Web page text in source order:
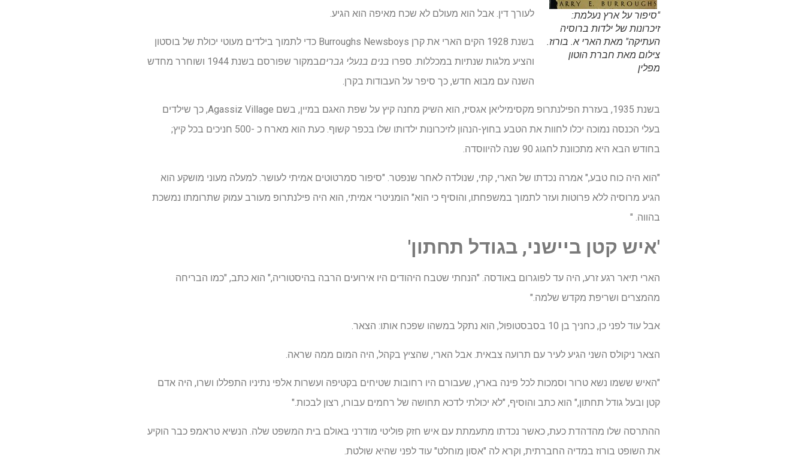
"סיפור על ארץ נעלמת:
זיכרונות של ילדות ברוסיה
העתיקה" מאת הארי א. בורוז.
צילום מאת חברת הוטון
מפלין
לעורך דין. אבל הוא מעולם לא שכח מאיפה הוא הגיע.
בשנת 1928 הקים הארי את קרן Burroughs Newsboys כדי לתמוך בילדים מעוטי יכולת של בוסטון
והציע מלגות שנתיות במכללות. ספרו בנים בנעלי גברים
במקור שפורסם בשנת 1944 ושוחרר מחדש
השנה עם מבוא חדש, כך סיפר על העבודות בקרן.
בשנת 1935, בעזרת הפילנתרופ מקסימיליאן אגסיז, הוא השיק מחנה קיץ על שפת האגם במיין, בשם Agassiz Village, כך שילדים
בעלי הכנסה נמוכה יכלו לחוות את הטבע בחוץ-הנהון לזיכרונות ילדותו שלו בכפר קשוף. כעת הוא מארח כ -500 חניכים בכל קיץ;
בחודש הבא היא מתכוונת לחגוג 90 שנה להיווסדה.
"הוא היה כוח טבע," אמרה נכדתו של הארי, קתי, שנולדה לאחר שנפטר. "סיפור סמרטוטים אמיתי לעושר. למעלה מעוני מושקע הוא
הגיע מרוסיה ללא פרוטות ועזר לתמוך במשפחתו, והוסיף כי הוא" הומניטרי אמיתי, הוא היה פילנתרופ מעורב עמוק שתרומתו נמשכת
בהווה. "
'איש קטן ביישני, בגודל תחתון'
הארי תיאר רגע זרע, היה עד לפוגרום באודסה. "הנחתי שטבח היהודים היו אירועים הרבה בהיסטוריה," הוא כתב, "כמו הבריחה
מהמצרים ושריפת מקדש שלמה."
אבל עוד לפני כן, כחניך בן 10 בסבסטופול, הוא נתקל במשהו שפכח אותו: הצאר.
הצאר ניקולס השני הגיע לעיר עם תרועה צבאית. אבל הארי, שהציץ בקהל, היה המום ממה שראה.
"האיש ששמו נשא טרור וסמכות לכל פינה בארץ, שעבורם היו רחובות שטיחים בקטיפה ועשרות אלפי נתיניו התפללו ושרו, היה אדם
קטן ובעל גודל תחתון," הוא כתב והוסיף, "לא יכולתי לדכא תחושה של רחמים עבורו, רצון לבכות."
ההתרסה שלו מהדהדת כעת, כאשר נכדתו מתעמתת עם איש חזק פוליטי מודרני באולם בית המשפט שלה. הנשיא טראמפ כבר הוקיע
את השופט בורוז במדיה החברתית, וקרא לה "אסון מוחלט" עוד לפני שהיא שולטת.